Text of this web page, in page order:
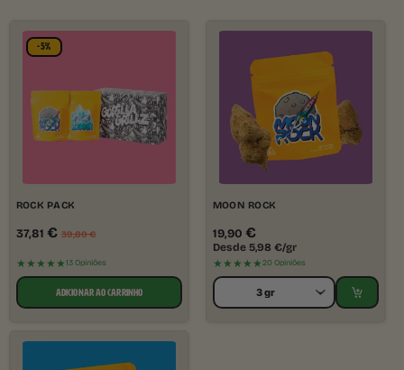
-5%
ROCK PACK
37,81 € 39,80€
★★★★★13 Opiniões
ADICIONAR AO CARRINHO
MOON ROCK
19,90 €
Desde5,98 €/gr
★★★★★20 Opiniões